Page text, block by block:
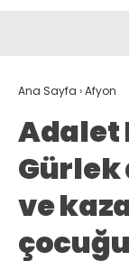
Ana Sayfa ›Afyon
Adalet
ve